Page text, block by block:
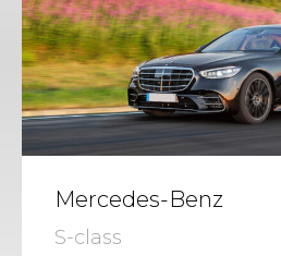
Mercedes-Benz
S-class